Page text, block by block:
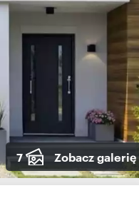
7 Zobacz galerię